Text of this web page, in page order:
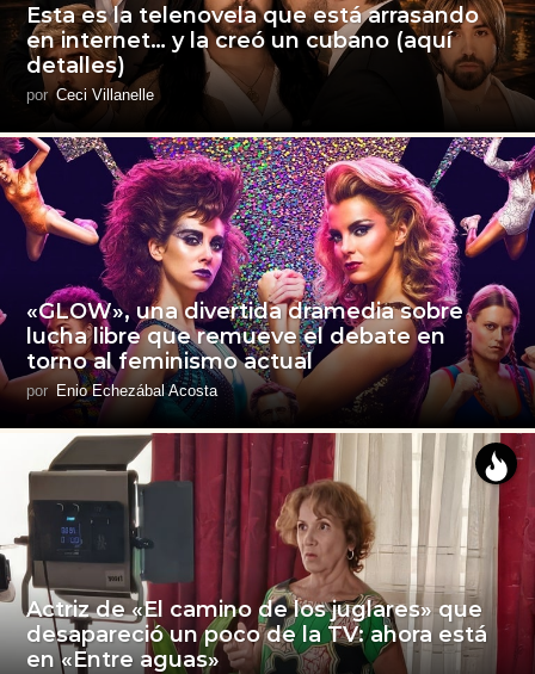
Esta es la telenovela que está arrasando
en internet… y la creó un cubano (aquí
detalles)
por Ceci Villanelle
«GLOW», una divertida dramedia sobre
lucha libre que remueve el debate en
torno al feminismo actual
por Enio Echezábal Acosta
Actriz de «El camino de los juglares» que
desapareció un poco de la TV: ahora está
en «Entre aguas»